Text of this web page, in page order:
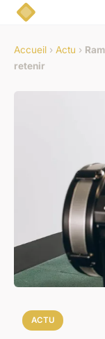
Accueil › Actu ›
retenir
ACTU